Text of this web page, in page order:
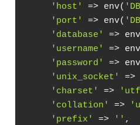
'host'
=> env(
'port'
=> env(
'database'
=>
'username'
=>
'password'
=>
'unix_socket'
=>
'charset'
=>
'collation'
=>
'prefix'
=> '' ,